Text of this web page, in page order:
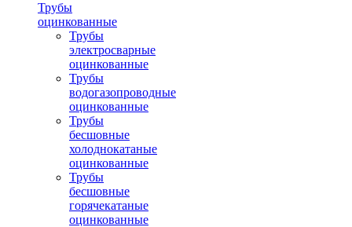
Трубы
оцинкованные
Трубы
электросварные
оцинкованные
Трубы
водогазопроводные
оцинкованные
Трубы
бесшовные
холоднокатаные
оцинкованные
Трубы
бесшовные
горячекатаные
оцинкованные